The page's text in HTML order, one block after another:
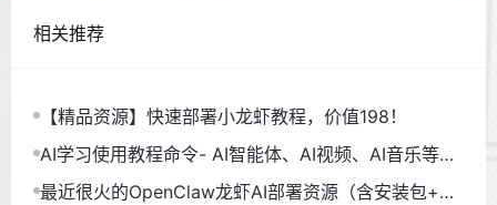
相关推荐
【精品资源】快速部署小龙虾教程，价值198！
AI学习使用教程命令- AI智能体、AI视频、AI音乐等
（930GB）
最近很火的OpenClaw龙虾AI部署资源（含安装包+教